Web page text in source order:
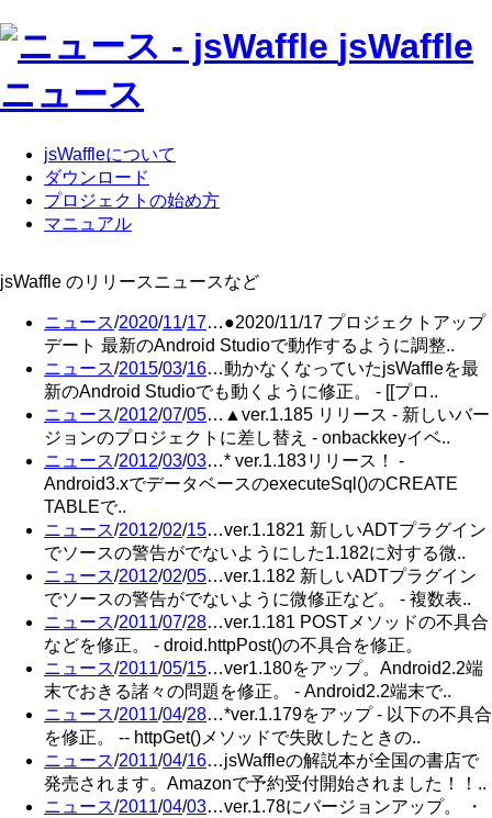
jsWaffle
ニュース
jsWaffleについて
ダウンロード
プロジェクトの始め方
マニュアル
jsWaffle のリリースニュースなど
ニュース/2020/11/17…●2020/11/17 プロジェクトアップ
デート 最新のAndroid Studioで動作するように調整..
ニュース/2015/03/16…動かなくなっていたjsWaffleを最
新のAndroid Studioでも動くように修正。 - [[プロ..
ニュース/2012/07/05…▲ver.1.185 リリース - 新しいバー
ジョンのプロジェクトに差し替え - onbackkeyイベ..
ニュース/2012/03/03…* ver.1.183リリース！ -
Android3.xでデータベースのexecuteSql()のCREATE
TABLEで..
ニュース/2012/02/15…ver.1.1821 新しいADTプラグイン
でソースの警告がでないようにした1.182に対する微..
ニュース/2012/02/05…ver.1.182 新しいADTプラグイン
でソースの警告がでないように微修正など。 - 複数表..
ニュース/2011/07/28…ver.1.181 POSTメソッドの不具合
などを修正。 - droid.httpPost()の不具合を修正。
ニュース/2011/05/15…ver1.180をアップ。Android2.2端
末でおきる諸々の問題を修正。 - Android2.2端末で..
ニュース/2011/04/28…*ver.1.179をアップ - 以下の不具合
を修正。 -- httpGet()メソッドで失敗したときの..
ニュース/2011/04/16…jsWaffleの解説本が全国の書店で
発売されます。Amazonで予約受付開始されました！！..
ニュース/2011/04/03…ver.1.78にバージョンアップ。 ・